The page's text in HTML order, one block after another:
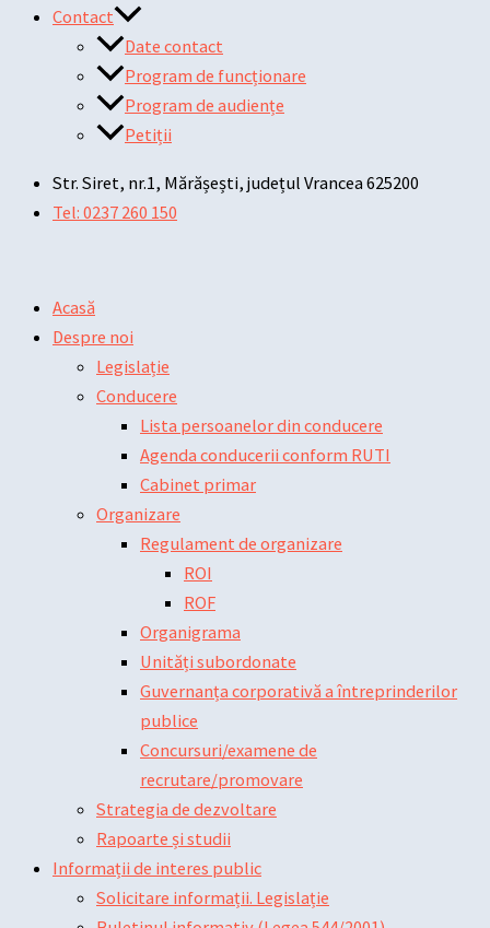
Contact
Date contact
Program de funcționare
Program de audiențe
Petiții
Str. Siret, nr.1, Mărășești, județul Vrancea 625200
Tel: 0237 260 150
Acasă
Despre noi
Legislație
Conducere
Lista persoanelor din conducere
Agenda conducerii conform RUTI
Cabinet primar
Organizare
Regulament de organizare
ROI
ROF
Organigrama
Unități subordonate
Guvernanța corporativă a întreprinderilor
publice
Concursuri/examene de
recrutare/promovare
Strategia de dezvoltare
Rapoarte și studii
Informații de interes public
Solicitare informații. Legislație